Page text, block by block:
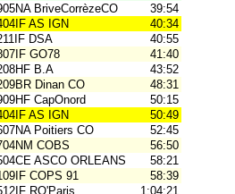
BriveCorrèzeCO
39:54
AS IGN
40:34
DSA
40:55
GO78
41:40
B.A
43:52
Dinan CO
48:31
CapOnord
50:15
AS IGN
50:49
Poitiers CO
52:45
COBS
56:50
ASCO ORLEANS
58:21
COPS 91
58:39
RO'Paris
1:04:21